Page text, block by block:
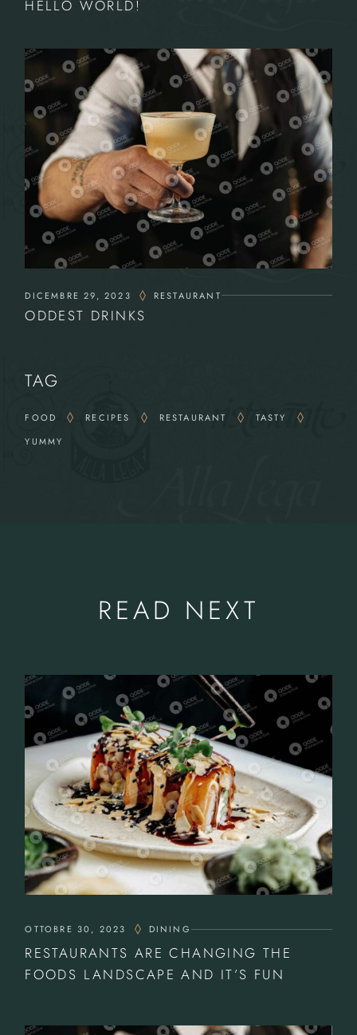
HELLO WORLD!
DICEMBRE 29, 2023 RESTAURANT
ODDEST DRINKS
TAG
FOOD RECIPES RESTAURANT
TASTY
YUMMY
READ NEXT
OTTOBRE 30, 2023 DINING
RESTAURANTS ARE CHANGING THE
FOODS LANDSCAPE AND IT’S FUN